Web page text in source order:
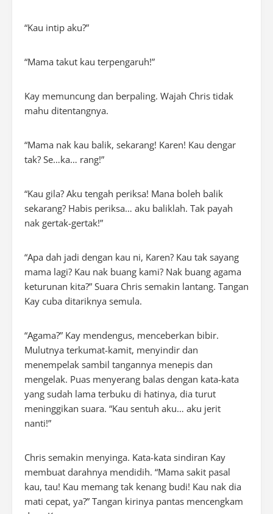
“Kau intip aku?”
“Mama takut kau terpengaruh!”
Kay memuncung dan berpaling. Wajah Chris tidak
mahu ditentangnya.
“Mama nak kau balik, sekarang! Karen! Kau dengar
tak? Se…ka… rang!”
“Kau gila? Aku tengah periksa! Mana boleh balik
sekarang? Habis periksa… aku baliklah. Tak payah
nak gertak-gertak!”
“Apa dah jadi dengan kau ni, Karen? Kau tak sayang
mama lagi? Kau nak buang kami? Nak buang agama
keturunan kita?” Suara Chris semakin lantang. Tangan
Kay cuba ditariknya semula.
“Agama?” Kay mendengus, menceberkan bibir.
Mulutnya terkumat-kamit, menyindir dan
menempelak sambil tangannya menepis dan
mengelak. Puas menyerang balas dengan kata-kata
yang sudah lama terbuku di hatinya, dia turut
meninggikan suara. “Kau sentuh aku… aku jerit
nanti!”
Chris semakin menyinga. Kata-kata sindiran Kay
membuat darahnya mendidih. “Mama sakit pasal
kau, tau! Kau memang tak kenang budi! Kau nak dia
mati cepat, ya?” Tangan kirinya pantas mencengkam